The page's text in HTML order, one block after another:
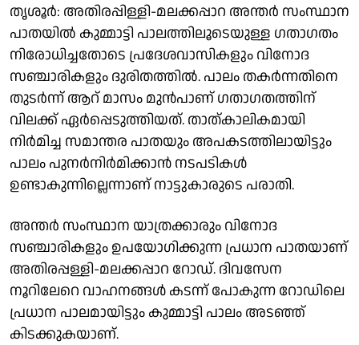
തൃശൂർ: അതിരപ്പിള്ളി-മലക്കപ്പാറ അന്തർ സംസ്ഥാന
പാതയിൽ കുമ്മാട്ടി പാലത്തിലൂടെയുള്ള ഗതാഗതം
നിരോധിച്ചതോടെ പ്രദേശവാസികളും വിനോദ
സഞ്ചാരികളും ദുരിതത്തിൽ. പാലം തകർന്നതിനെ
തുടർന്ന് ആറ് മാസം മുൻപാണ് ഗതാഗതത്തിന്
വിലക്ക് ഏർപ്പെടുത്തിയത്. താത്കാലികമായി
നിർമിച്ച സമാന്തര പാതയും അപകടത്തിലായിട്ടും
പാലം പുനർനിർമിക്കാൻ നടപടികൾ
ഉണ്ടാകുന്നില്ലെന്നാണ് നാട്ടുകാരുടെ പരാതി.
അന്തർ സംസ്ഥാന യാത്രക്കാരും വിനോദ
സഞ്ചാരികളും ഉപയോഗിക്കുന്ന പ്രധാന പാതയാണ്
അതിരപ്പള്ളി-മലക്കപ്പാറ റോഡ്. ദിവസേന
നൂറിലേറെ വാഹനങ്ങൾ കടന്ന് പോകുന്ന റോഡിലെ
പ്രധാന പാലമായിട്ടും കുമ്മാട്ടി പാലം അടഞ്ഞ്
കിടക്കുകയാണ്.